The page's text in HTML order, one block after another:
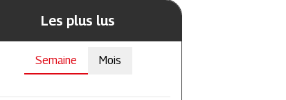
Les plus lus
Semaine Mois